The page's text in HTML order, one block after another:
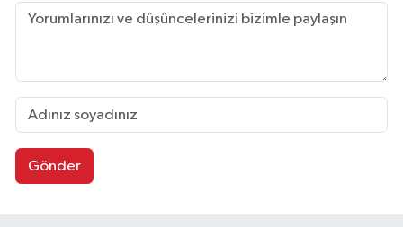
Gönder